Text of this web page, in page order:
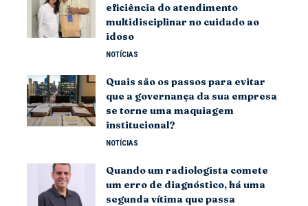
eficiência do atendimento
multidisciplinar no cuidado ao
idoso
NOTÍCIAS
Quais são os passos para evitar
que a governança da sua empresa
se torne uma maquiagem
institucional?
NOTÍCIAS
Quando um radiologista comete
um erro de diagnóstico, há uma
segunda vítima que passa